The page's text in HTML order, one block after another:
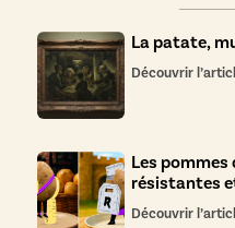
La patate,
Découvrir
Les
résistantes
Découvrir